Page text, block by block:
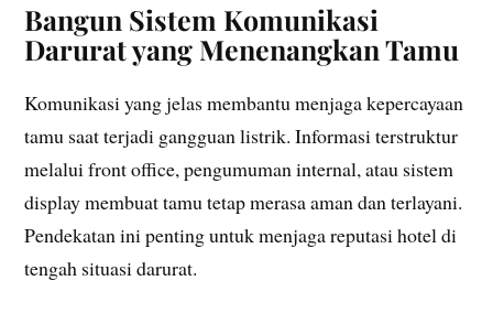
Bangun Sistem Komunikasi
Darurat yang Menenangkan Tamu
Komunikasi yang jelas membantu menjaga kepercayaan
tamu saat terjadi gangguan listrik. Informasi terstruktur
melalui front office, pengumuman internal, atau sistem
display membuat tamu tetap merasa aman dan terlayani.
Pendekatan ini penting untuk menjaga reputasi hotel di
tengah situasi darurat.